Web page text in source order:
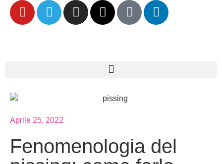
Aprile 25, 2022
Fenomenologia del